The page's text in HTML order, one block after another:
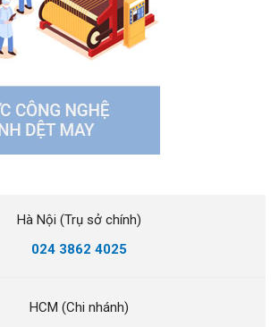
Hà Nội (Trụ sở chính)
024 3862 4025
HCM (Chi nhánh)